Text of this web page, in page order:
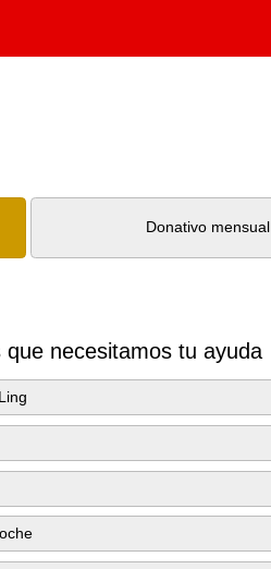
Donativo mensual
necesitamos tu ayuda